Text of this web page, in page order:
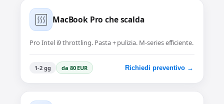
MacBook Pro che scalda
Pro Intel i9 throttling. Pasta + pulizia. M-series efficiente.
1-2 gg da 80 EUR Richiedi preventivo →